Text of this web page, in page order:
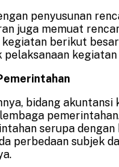
penyusunan
juga memuat
berikut
pelaksanaan
bidang akuntansi
serupa
perbedaan subjek